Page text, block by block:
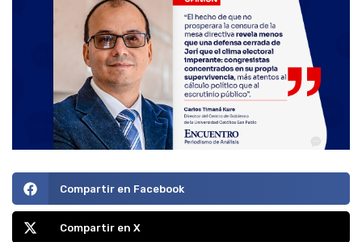
Compartir en Facebook
Compartir en X